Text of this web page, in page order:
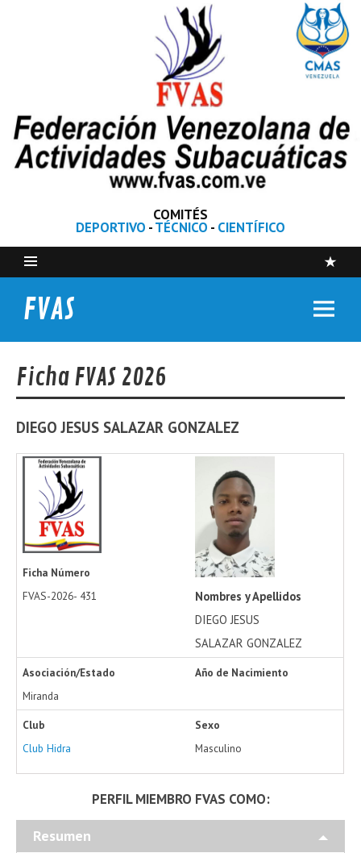
COMITÉS
DEPORTIVO -TÉCNICO - CIENTÍFICO
FVAS
Ficha FVAS 2026
DIEGO JESUS SALAZAR GONZALEZ
Ficha Número
FVAS-2026- 431
Nombres y Apellidos
DIEGO JESUS
SALAZAR GONZALEZ
Asociación/Estado
Miranda
Año de Nacimiento
Club
Club Hidra
Sexo
Masculino
PERFIL MIEMBRO FVAS COMO:
Resumen